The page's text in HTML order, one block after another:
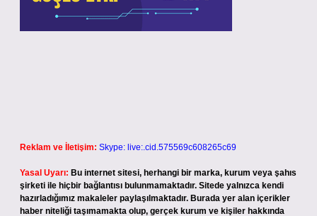
Reklam ve İletişim: Skype: live:.cid.575569c608265c69
Yasal Uyarı: Bu internet sitesi, herhangi bir marka, kurum veya şahıs
şirketi ile hiçbir bağlantısı bulunmamaktadır. Sitede yalnızca kendi
hazırladığımız makaleler paylaşılmaktadır. Burada yer alan içerikler
haber niteliği taşımamakta olup, gerçek kurum ve kişiler hakkında